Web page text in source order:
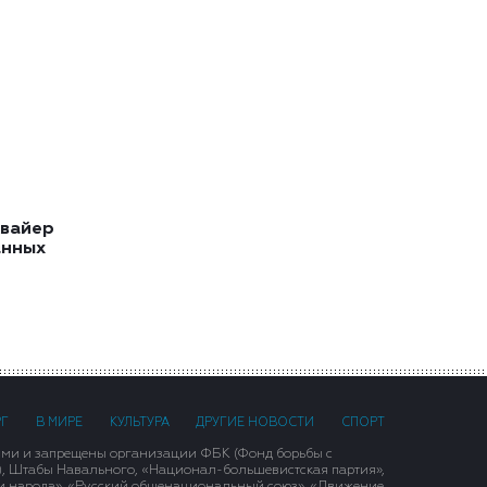
В МИРЕ КУЛЬТУРА ДРУГИЕ НОВОСТИ СПОРТ
и запрещены организации ФБК (Фонд борьбы с
Штабы Навального, «Национал-большевистская партия»,